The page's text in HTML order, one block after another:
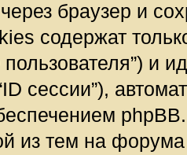
браузер и
содержат
и
сессии”),
из тем на форума